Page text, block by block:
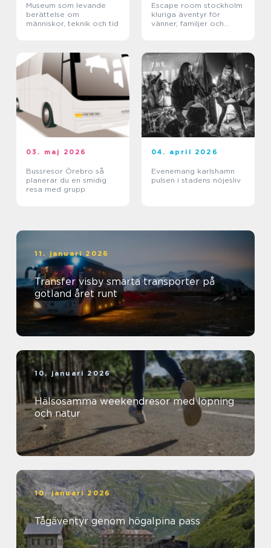
Museum som levande
berättelse om
människor, teknik och tid
Escape room stockholm
kluriga äventyr för
vänner, familjer och
03. maj 2026
Bussresor Örebro så
planerar du en smidig
resa med grupp
04. april 2026
Evenemang karlshamn
pulsen i stadens nöjesliv
11. januari 2026
Transfer visby smarta transporter på
gotland året runt
10. januari 2026
Hälsosamma weekendresor med löpning
och natur
10. januari 2026
Tågäventyr genom högalpina pass